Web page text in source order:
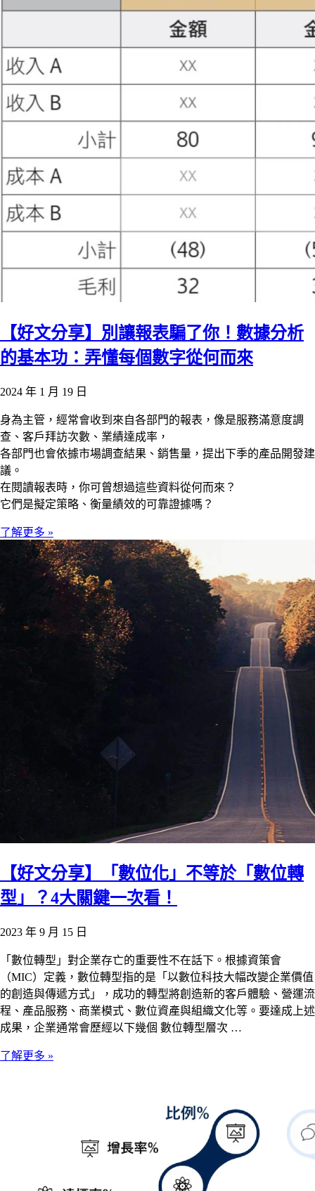
【好文分享】別讓報表騙了你！數據分析
的基本功：弄懂每個數字從何而來
2024 年 1 月 19 日
身為主管，經常會收到來自各部門的報表，像是服務滿意度調
查、客戶拜訪次數、業績達成率，
各部門也會依據市場調查結果、銷售量，提出下季的產品開發建
議。
在閱讀報表時，你可曾想過這些資料從何而來？
它們是擬定策略、衡量績效的可靠證據嗎？
了解更多 »
【好文分享】「數位化」不等於「數位轉
型」？4大關鍵一次看！
2023 年 9 月 15 日
「數位轉型」對企業存亡的重要性不在話下。根據資策會
（MIC）定義，數位轉型指的是「以數位科技大幅改變企業價值
的創造與傳遞方式」，成功的轉型將創造新的客戶體驗、營運流
程、產品服務、商業模式、數位資產與組織文化等。要達成上述
成果，企業通常會歷經以下幾個 數位轉型層次 …
了解更多 »